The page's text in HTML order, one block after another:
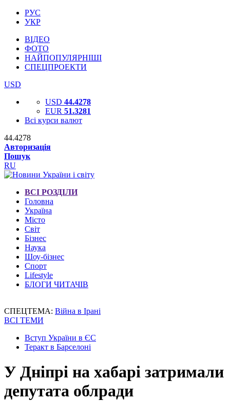
РУС
УКР
ВІДЕО
ФОТО
НАЙПОПУЛЯРНІШІ
СПЕЦПРОЕКТИ
USD
USD 44.4278
EUR 51.3281
Всі курси валют
44.4278
Авторизація
Пошук
RU
ВСІ РОЗДІЛИ
Головна
Україна
Місто
Світ
Бізнес
Наука
Шоу-бізнес
Спорт
Lifestyle
БЛОГИ ЧИТАЧІВ
СПЕЦТЕМА: Війна в Ірані
ВСІ ТЕМИ
Вступ України в ЄС
Теракт в Барселоні
У Дніпрі на хабарі затримали
депутата облради